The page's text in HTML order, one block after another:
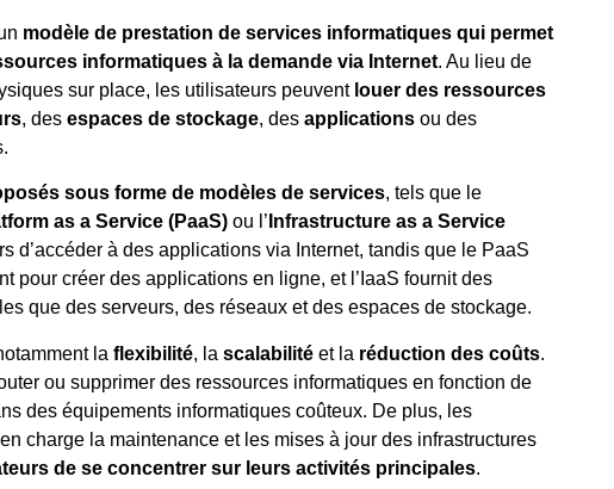
modèle de prestation de services informatiques qui permet
informatiques à la demande via Internet. Au lieu de
sur place, les utilisateurs peuventlouer des ressources
, desespaces de stockage, desapplications ou des
sous forme de modèles de services, tels que le
as a Service (PaaS) ou l’ Infrastructure as a Service
d’accéder à des applications via Internet, tandis que le PaaS
pour créer des applications en ligne, et l’IaaS fournit des
que des serveurs, des réseaux et des espaces de stockage.
laflexibilité, lascalabilité et la réduction des coûts.
ou supprimer des ressources informatiques en fonction de
des équipements informatiques coûteux. De plus, les
charge la maintenance et les mises à jour des infrastructures
de se concentrer sur leurs activités principales.